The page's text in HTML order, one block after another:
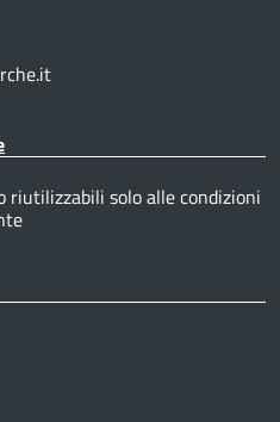
riutilizzabili solo alle condizioni